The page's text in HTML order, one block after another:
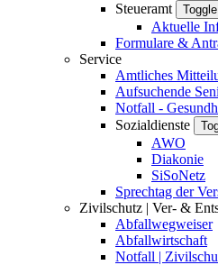
Steueramt
Aktuelle
Formulare &
Service
Amtliches
Aufsuchende
Notfall -
Sozialdienste
AWO
Diakonie
SiSoNetz
Sprechtag der
Zivilschutz | Ver- &
Abfallwegweiser
Abfallwirtschaft
Notfall |